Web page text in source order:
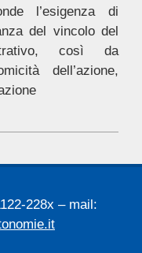
l’esigenza di
del vincolo del
così da
dell’azione,
228x – mail: